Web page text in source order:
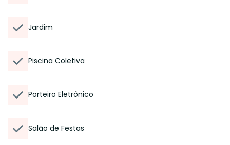
Jardim
Piscina Coletiva
Porteiro Eletrônico
Salão de Festas